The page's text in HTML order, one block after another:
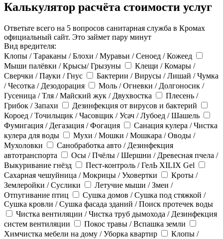
Калькулятор расчёта стоимости услуг
Ответьте всего на 5 вопросов санитарная служба в Кромах
официальный сайт. Это займет пару минут
Вид вредителя:
Клопы / Тараканы / Блохи / Муравьи / Сеноед / Кожеед
Мыши палёвки / Крысы/ Грызуны
Клещи / Комары /
Сверчки / Пауки / Гнус
Бактерии / Вирусы / Лишай / Чумка
/ Чесотка / Дезодорация
Моль / Огневки / Долгоносик /
Гусеница / Тля / Майский жук / Двухвостка
Плесень /
Грибок / Запахи
Дезинфекция от вирусов и бактерий
Короед / Точильщик / Часовщик / Усач / Лубоед / Шашель
Фумигация / Дегазация / Фогация
Санация кулера / Чистка
кулера для воды
Мухи / Мошки / Мошкара / Оводы /
Мухоловки
Санобработка авто / Дезинфекция
автотранспорта
Осы / Пчёлы / Шершни / Древесная пчела /
Выкуривание гнёзд
Пест-контроль / ГелЬ XILIX Gel
Сахарная чешуйница / Мокрицы / Уховертки
Кроты /
Землеройки / Суслики
Летучие мыши / Змеи /
Отпугивание птиц
Сушка домов / Сушка под стяжкой /
Сушка кровли / Сушка фасада зданий / Поиск протечек воды
Чистка вентиляции / Чистка труб дымохода / Дезинфекция
систем вентиляции
Покос травы / Вспашка земли
Химчистка мебели на дому / Уборка квартир
Клопы /